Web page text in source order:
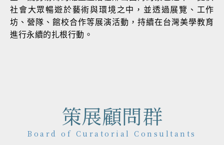
社會大眾暢遊於藝術與環境之中，並透過展覽、工作
坊、營隊、館校合作等展演活動，持續在台灣美學教育
進行永續的扎根行動。
策展顧問群
Board of Curatorial Consultants